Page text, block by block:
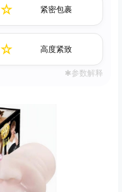
☆ 紧密包裹
☆ 高度紧致
✱参数解释